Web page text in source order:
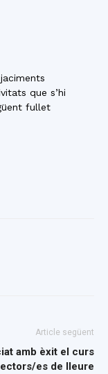
que s’hi
fullet
Article següent
amb èxit el curs
es de lleure